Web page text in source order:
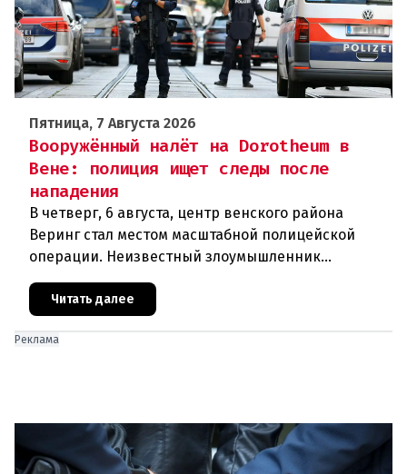
Пятница, 7 Августа 2026
Вооружённый налёт на Dorotheum в
Вене: полиция ищет следы после
нападения
В четверг, 6 августа, центр венского района
Веринг стал местом масштабной полицейской
операции. Неизвестный злоумышленник
знаменитого аукционного дома Dorotheu
Читать далее
Реклама